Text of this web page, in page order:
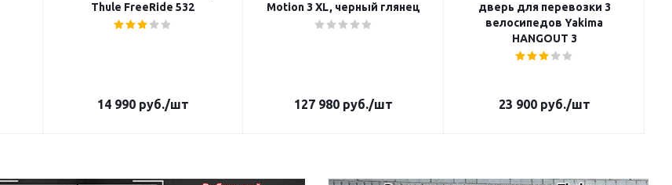
Thule FreeRide 532
14 990руб./шт
Motion 3 XL, черный глянец
127 980 руб./шт
дверь для перевозки 3
велосипедов Yakima
HANGOUT 3
23 900руб./шт